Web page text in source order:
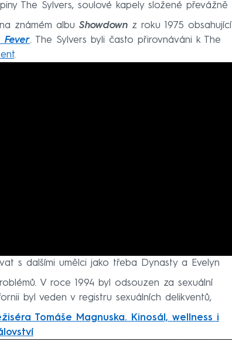
The Sylvers, soulové kapely složené převážně
známém albu Showdown z roku 1975 obsahující
Fever. The Sylvers byli často přirovnáváni k The
.
s dalšími umělci jako třeba Dynasty a Evelyn
V roce 1994 byl odsouzen za sexuální
byl veden v registru sexuálních delikventů,
Tomáše Magnuska. Kinosál, wellness i